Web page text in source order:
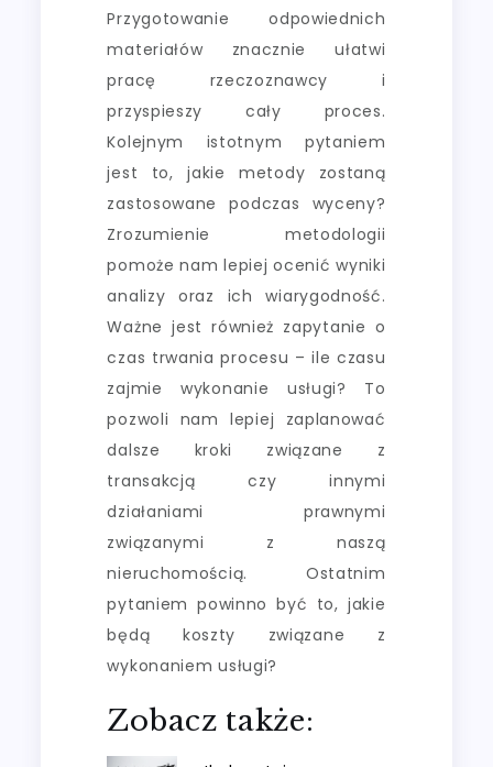
Przygotowanie odpowiednich
materiałów znacznie ułatwi
pracę rzeczoznawcy i
przyspieszy cały proces.
Kolejnym istotnym pytaniem
jest to, jakie metody zostaną
zastosowane podczas wyceny?
Zrozumienie metodologii
pomoże nam lepiej ocenić wyniki
analizy oraz ich wiarygodność.
Ważne jest również zapytanie o
czas trwania procesu – ile czasu
zajmie wykonanie usługi? To
pozwoli nam lepiej zaplanować
dalsze kroki związane z
transakcją czy innymi
działaniami prawnymi
związanymi z naszą
nieruchomością. Ostatnim
pytaniem powinno być to, jakie
będą koszty związane z
wykonaniem usługi?
Zobacz także: